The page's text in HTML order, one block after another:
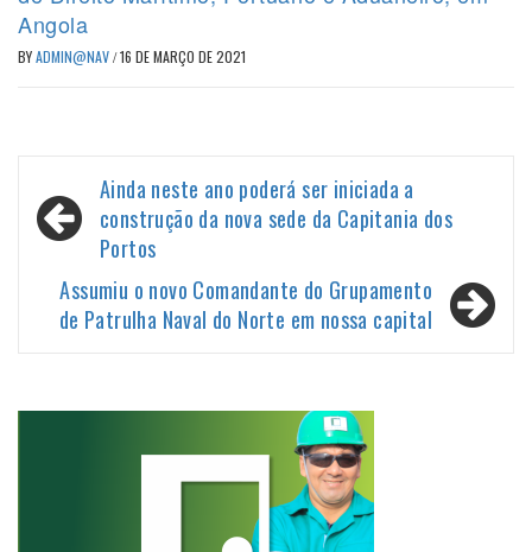
Angola
BYADMIN@NAV/16 DE MARÇO DE 2021
Navegação
de
Ainda neste ano poderá ser iniciada a
construção da nova sede da Capitania dos
Portos
Assumiu o novo Comandante do Grupamento
de Patrulha Naval do Norte em nossa capital